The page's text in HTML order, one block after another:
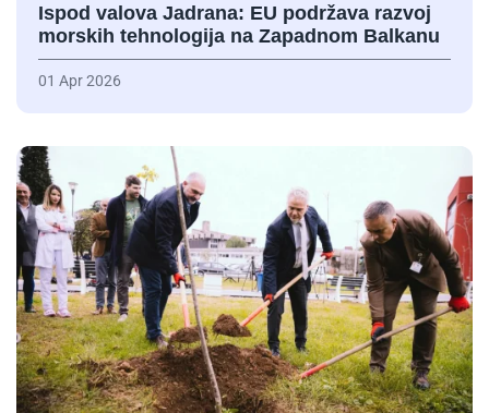
Ispod valova Jadrana: EU podržava razvoj
morskih tehnologija na Zapadnom Balkanu
01 Apr 2026